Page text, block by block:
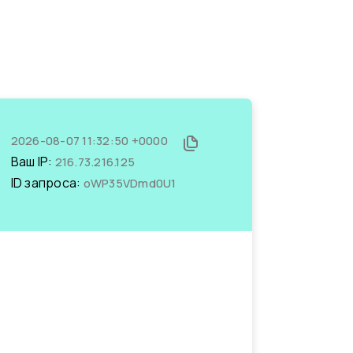
2026-08-07 11:32:50 +0000
Ваш IP: 216.73.216.125
ID запроса: oWP35VDmd0U1